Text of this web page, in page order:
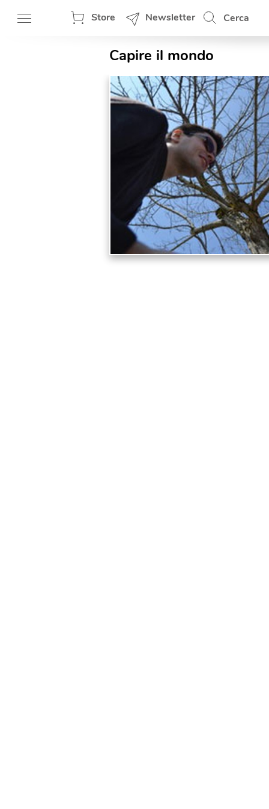
Store Newsletter Cerca
Capire il mondo